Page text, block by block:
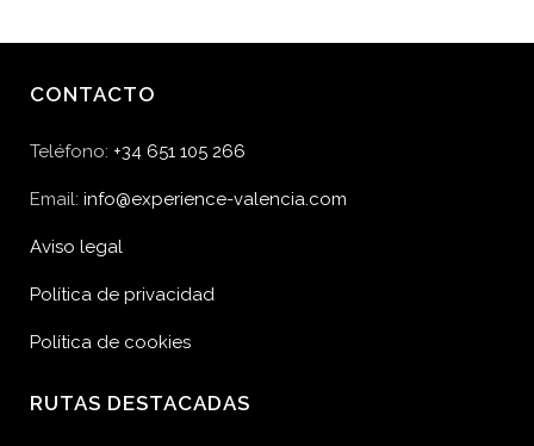
CONTACTO
Teléfono: +34 651 105 266
Email: info@experience-valencia.com
Aviso legal
Política de privacidad
Política de cookies
RUTAS DESTACADAS